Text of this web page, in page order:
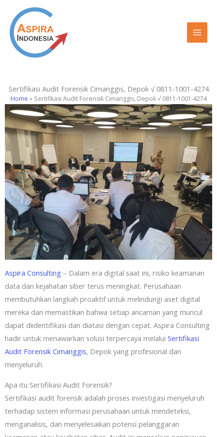
konten
Sertifikasi Audit Forensik Cimanggis, Depok √ 0811-1001-4274
Home » Sertifikasi Audit Forensik Cimanggis, Depok √ 0811-1001-4274
Aspira Consulting – Dalam era digital saat ini, risiko keamanan
data dan kejahatan siber terus meningkat. Perusahaan
membutuhkan langkah proaktif untuk melindungi aset digital
mereka dan memastikan bahwa setiap ancaman yang muncul
dapat diidentifikasi dan diatasi dengan cepat. Aspira Consulting
hadir untuk menawarkan solusi terpercaya melalui Sertifikasi
Audit Forensik Cimanggis, Depok yang profesional dan
menyeluruh.
Apa itu Sertifikasi Audit Forensik?
Sertifikasi audit forensik adalah proses investigasi menyeluruh
terhadap sistem informasi perusahaan untuk mendeteksi,
menganalisis, dan menyelesaikan potensi pelanggaran